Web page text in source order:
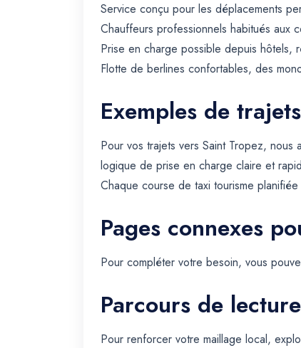
Service conçu pour les déplacements
Chauffeurs professionnels habitués aux
Prise en charge possible depuis hôtels,
Flotte de berlines confortables, des
Exemples de
Pour vos trajets vers Saint Tropez, nous
logique de prise en charge claire et
Chaque course de taxi tourisme
Pages connexes
Pour compléter votre besoin, vous
Parcours de
Pour renforcer votre maillage local,